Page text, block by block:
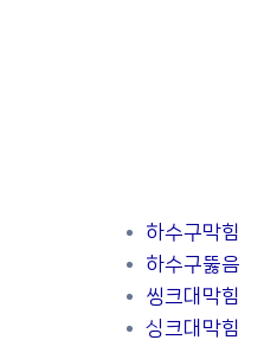
하수구막힘
하수구뚫음
씽크대막힘
싱크대막힘